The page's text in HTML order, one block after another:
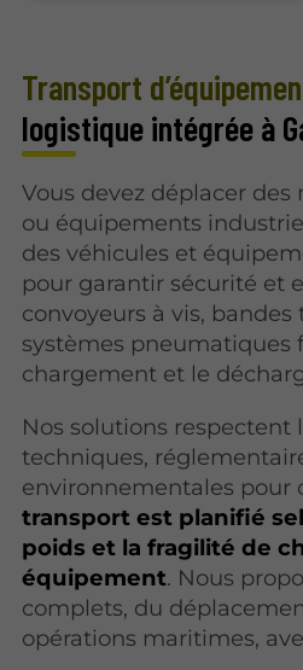
Transport
logistique intégrée à
Vous devez déplacer des
ou équipements
des véhicules et
pour garantir sécurité et
convoyeurs à vis,
systèmes pneumatiques
chargement et le
Nos solutions respectent
techniques,
environnementales pour
transport est planifié
poids et la fragilité de
équipement. Nous
complets, du
opérations maritimes,